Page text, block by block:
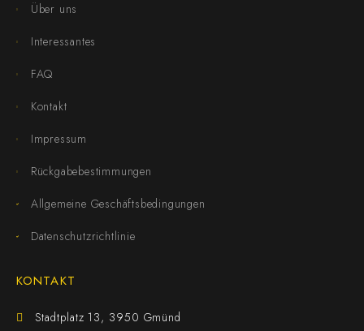
Über uns
Interessantes
FAQ
Kontakt
Impressum
Rückgabebestimmungen
Allgemeine Geschäftsbedingungen
Datenschutzrichtlinie
KONTAKT
Stadtplatz 13, 3950 Gmünd